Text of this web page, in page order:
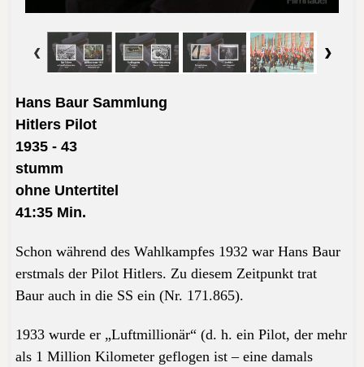
Hans Baur Sammlung
Hitlers Pilot
1935 - 43
stumm
ohne Untertitel
41:35Min.
Schon während des Wahlkampfes 1932 war Hans Baur
erstmals der Pilot Hitlers. Zu diesem Zeitpunkt trat
Baur auch in die SS ein (Nr. 171.865).
1933 wurde er „Luftmillionär“ (d. h. ein Pilot, der mehr
als 1 Million Kilometer geflogen ist – eine damals